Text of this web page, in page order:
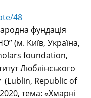
48
фундація
(м. Київ, Україна,
foundation,
Люблінського
(Lublin, Republic of
тема: «Хмарні